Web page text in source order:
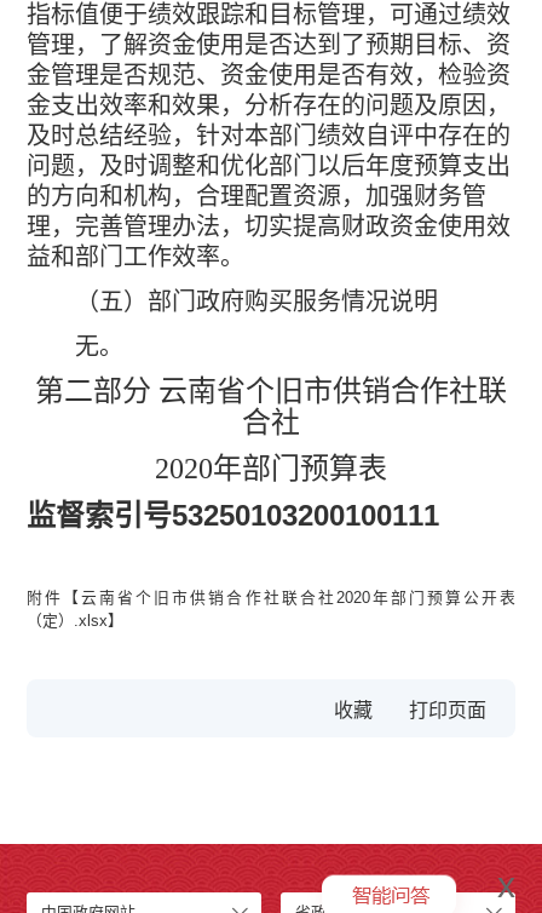
指标值便于绩效跟踪和目标管理，可通过绩效
管理，了解资金使用是否达到了预期目标、资
金管理是否规范、资金使用是否有效，检验资
金支出效率和效果，分析存在的问题及原因，
及时总结经验，针对本部门绩效自评中存在的
问题，及时调整和优化部门以后年度预算支出
的方向和机构，合理配置资源，加强财务管
理，完善管理办法，切实提高财政资金使用效
益和部门工作效率。
（五）部门政府购买服务情况说明
无。
第二部分 云南省个旧市供销合作社联
合社
2020年部门预算表
监督索引号53250103200100111
附件【云南省个旧市供销合作社联合社2020年部门预算公开表
（定）.xlsx】
收藏
x